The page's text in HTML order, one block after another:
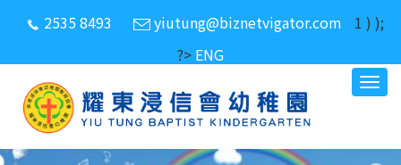
2535 8493 yiutung@biznetvigator.com
1 ) );
?> ENG